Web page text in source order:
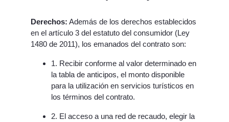
Derechos: Además de los derechos establecidos
en el artículo 3 del estatuto del consumidor (Ley
1480 de 2011), los emanados del contrato son:
1. Recibir conforme al valor determinado en
la tabla de anticipos, el monto disponible
para la utilización en servicios turísticos en
los términos del contrato.
2. El acceso a una red de recaudo, elegir la